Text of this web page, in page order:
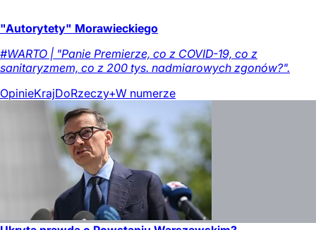
"Autorytety" Morawieckiego
#WARTO | "Panie Premierze, co z COVID-19, co z
sanitaryzmem, co z 200 tys. nadmiarowych zgonów?".
OpinieKrajDoRzeczy+W numerze